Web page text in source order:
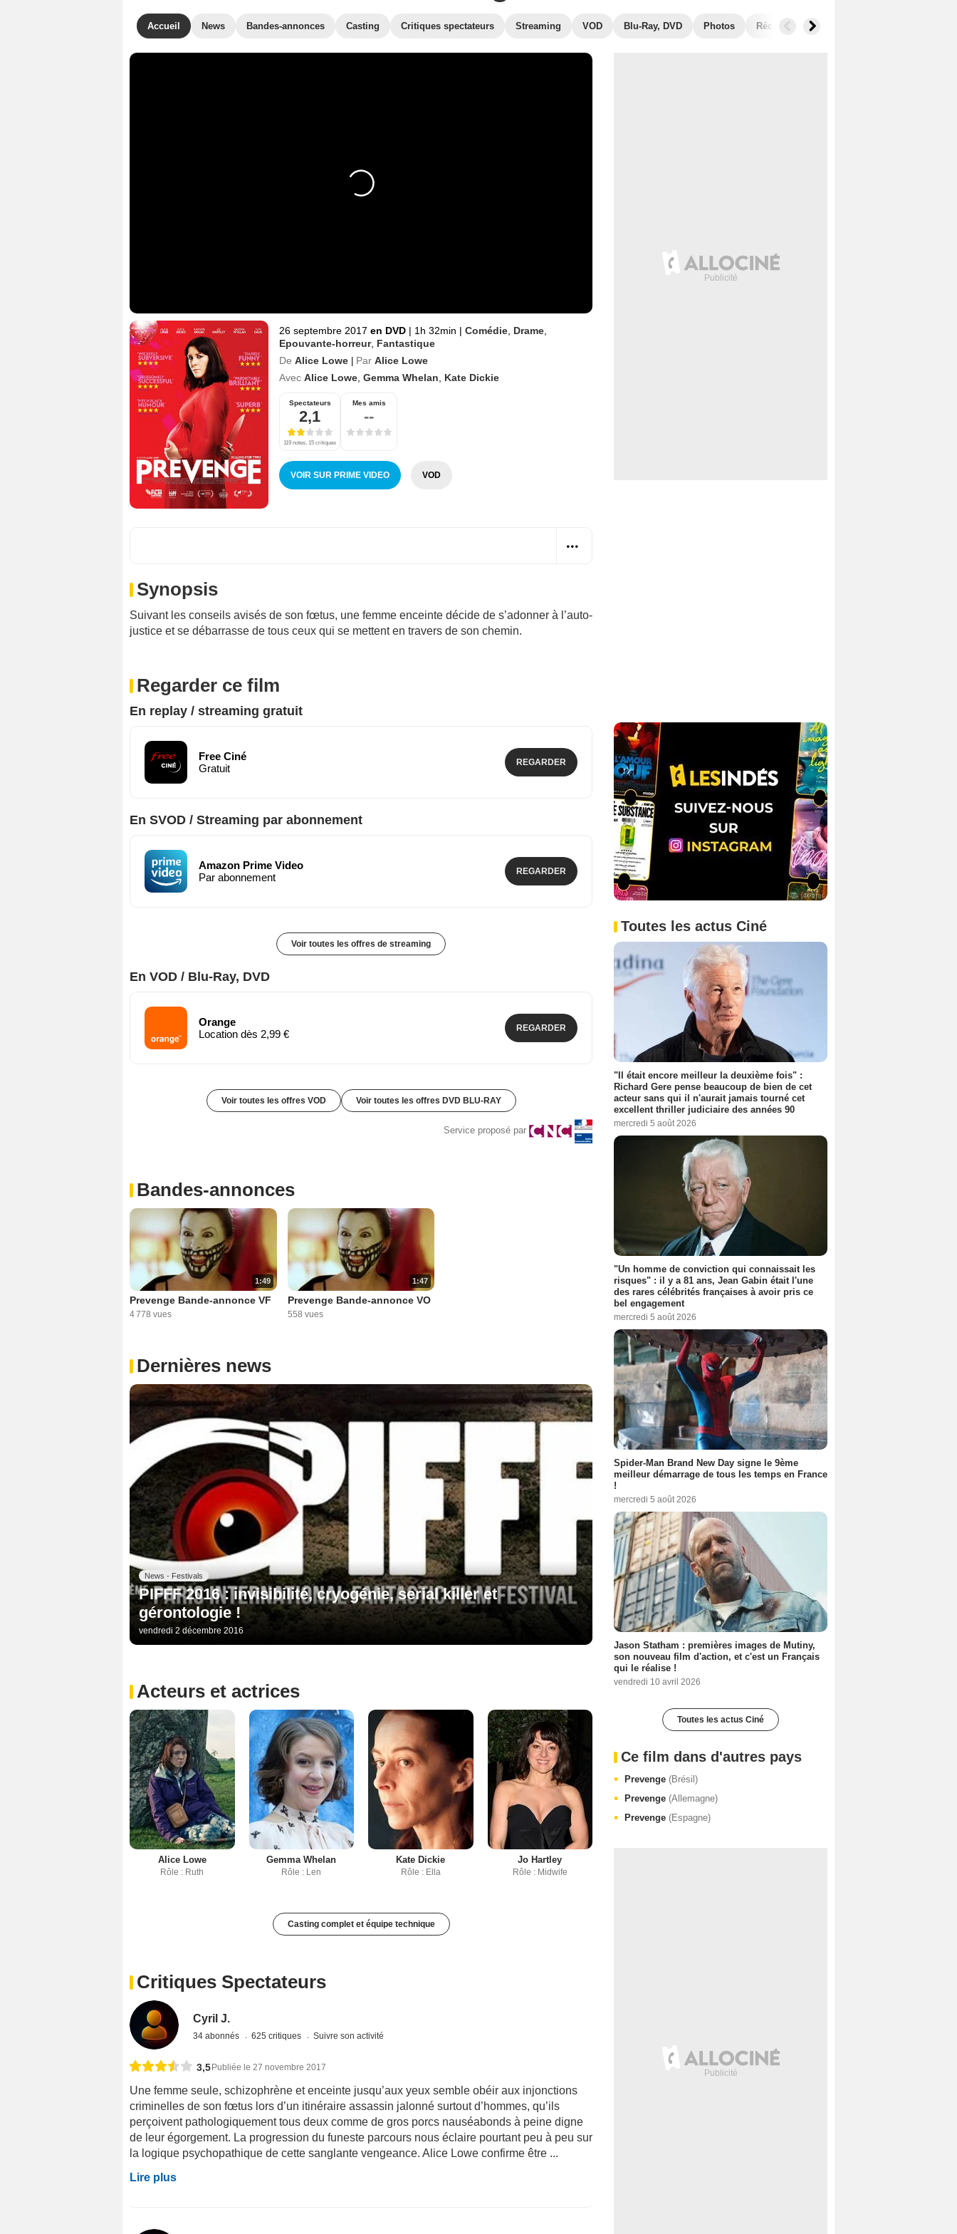
Accueil News Bandes-annonces Casting Critiques spectateurs Streaming VOD Blu-Ray, DVD Photos Récompenses
26 septembre 2017 en DVD | 1h 32min | Comédie Drame
Epouvante-horreur, Fantastique
De Alice Lowe | Par Alice Lowe
Avec Alice Lowe Gemma Whelan Kate Dickie
Spectateurs
2,1
119 notes, 15 critiques
Mes amis
--
VOIR SUR PRIME VIDEO VOD
Synopsis
Suivant les conseils avisés de son fœtus, une femme enceinte décide de s’adonner à l’auto-
justice et se débarrasse de tous ceux qui se mettent en travers de son chemin.
Regarder ce film
En replay / streaming gratuit
Free Ciné
Gratuit
REGARDER
En SVOD / Streaming par abonnement
Amazon Prime Video
Par abonnement
REGARDER
Voir toutes les offres de streaming
En VOD / Blu-Ray, DVD
Orange
Location dès 2,99 €
REGARDER
Voir toutes les offres VOD Voir toutes les offres DVD BLU-RAY
Service proposé par
Bandes-annonces
1:49
Prevenge Bande-annonce VF
4 778 vues
1:47
Prevenge Bande-annonce VO
558 vues
Dernières news
News - Festivals
PIFFF 2016 : invisibilité, cryogénie, serial killer et
gérontologie !
vendredi 2 décembre 2016
Acteurs et actrices
Alice Lowe
Rôle : Ruth
Gemma Whelan
Rôle : Len
Kate Dickie
Rôle : Ella
Jo Hartley
Rôle : Midwife
Casting complet et équipe technique
Critiques Spectateurs
Cyril J.
34 abonnés 625 critiques Suivre son activité
3,5 Publiée le 27 novembre 2017
Une femme seule, schizophrène et enceinte jusqu’aux yeux semble obéir aux injonctions
criminelles de son fœtus lors d’un itinéraire assassin jalonné surtout d’hommes, qu’ils
perçoivent pathologiquement tous deux comme de gros porcs nauséabonds à peine digne
de leur égorgement. La progression du funeste parcours nous éclaire pourtant peu à peu sur
la logique psychopathique de cette sanglante vengeance. Alice Lowe confirme être ...
Lire plus
Toutes les actus Ciné
"Il était encore meilleur la deuxième fois" :
Richard Gere pense beaucoup de bien de cet
acteur sans qui il n'aurait jamais tourné cet
excellent thriller judiciaire des années 90
mercredi 5 août 2026
"Un homme de conviction qui connaissait les
risques" : il y a 81 ans, Jean Gabin était l'une
des rares célébrités françaises à avoir pris ce
bel engagement
mercredi 5 août 2026
Spider-Man Brand New Day signe le 9ème
meilleur démarrage de tous les temps en France
!
mercredi 5 août 2026
Jason Statham : premières images de Mutiny,
son nouveau film d'action, et c'est un Français
qui le réalise !
vendredi 10 avril 2026
Toutes les actus Ciné
Ce film dans d'autres pays
Prevenge (Brésil)
Prevenge (Allemagne)
Prevenge (Espagne)